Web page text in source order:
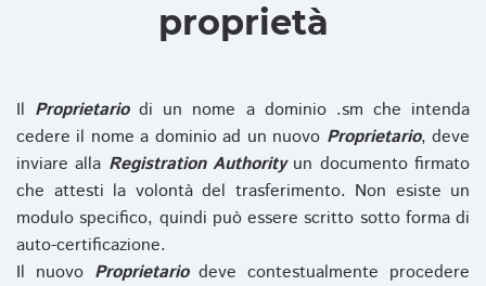
proprietà
Il Proprietariodi un nome a dominio .sm che intenda
cedere il nome a dominio ad un nuovo Proprietario, deve
inviare alla Registration Authorityun documento firmato
che attesti la volontà del trasferimento. Non esiste un
modulo specifico, quindi può essere scritto sotto forma di
auto-certificazione.
Il nuovo Proprietariodeve contestualmente procedere